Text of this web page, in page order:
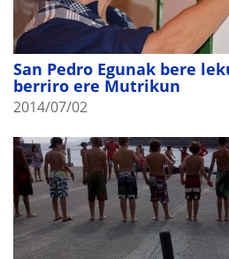
San Pedro Egunak bere
berriro ere Mutrikun
2014/07/02